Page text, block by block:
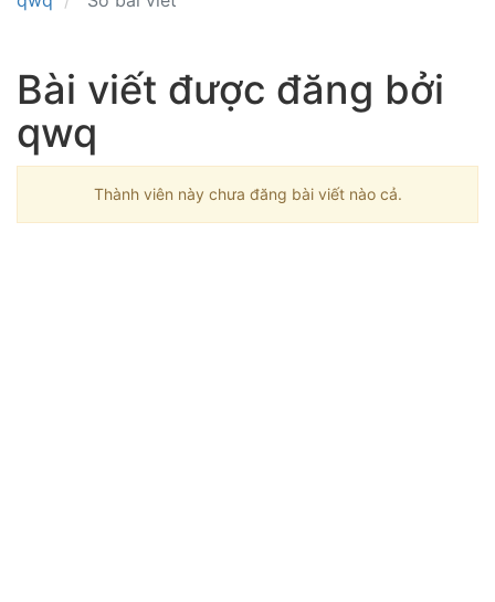
Bài viết được đăng bởi
qwq
Thành viên này chưa đăng bài viết nào cả.